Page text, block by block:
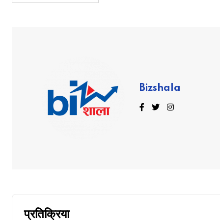
Bizshala
प्रतिक्रिया